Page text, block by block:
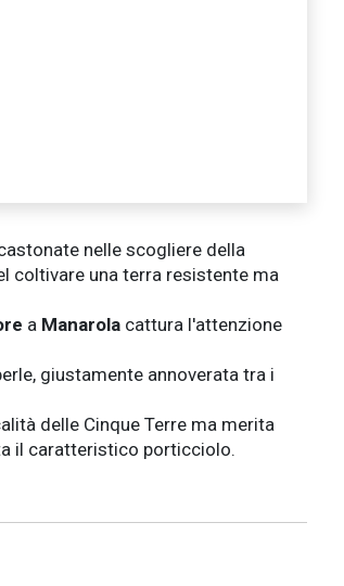
nelle scogliere della
coltivare una terra resistente ma
a Manarolacattura l'attenzione
giustamente annoverata tra i
delle Cinque Terre ma merita
il caratteristico porticciolo.